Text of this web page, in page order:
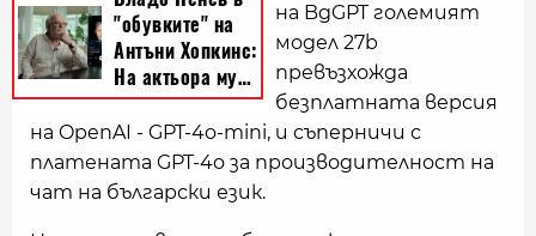
на BgGPT големият
модел 27b
превъзхожда
безплатната версия
на OpenAI - GPT-4o-mini, и съперничи с
платената GPT-4o за производителност на
чат на български език.